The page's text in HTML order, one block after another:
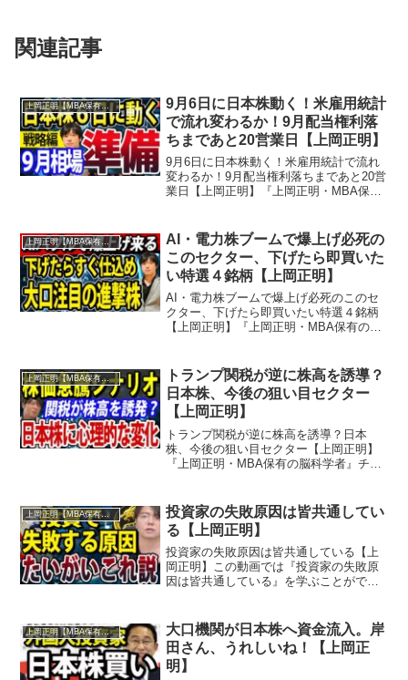
関連記事
上岡正明【MBA保有の脳科学者】
9月6日に日本株動く！米雇用統計
で流れ変わるか！9月配当権利落
ちまであと20営業日【上岡正明】
9月6日に日本株動く！米雇用統計で流れ
変わるか！9月配当権利落ちまであと20営
業日【上岡正明】『上岡正明・MBA保有
の情報をお届け。真剣に一歩抜きん出た
い人のための番組。...
上岡正明【MBA保有の脳科学者】
AI・電力株ブームで爆上げ必死の
このセクター、下げたら即買いた
い特選４銘柄【上岡正明】
AI・電力株ブームで爆上げ必死のこのセ
クター、下げたら即買いたい特選４銘柄
【上岡正明】『上岡正明・MBA保有の脳
をお届け。真剣に一歩抜きん出たい人の
ための番組。MBA保...
上岡正明【MBA保有の脳科学者】
トランプ関税が逆に株高を誘導？
日本株、今後の狙い目セクター
【上岡正明】
トランプ関税が逆に株高を誘導？日本
株、今後の狙い目セクター【上岡正明】
『上岡正明・MBA保有の脳科学者』チャ
剣に一歩抜きん出たい人のための番組。
MBA保有の脳科学者で累...
上岡正明【MBA保有の脳科学者】
投資家の失敗原因は皆共通してい
る【上岡正明】
投資家の失敗原因は皆共通している【上
岡正明】この動画では『投資家の失敗原
因は皆共通している』を学ぶことができ
ュース、資産運用、自己投資の情報をお
届け。真剣に一歩抜きん出...
上岡正明【MBA保有の脳科学者】
大口機関が日本株へ資金流入。岸
田さん、うれしいね！【上岡正
明】